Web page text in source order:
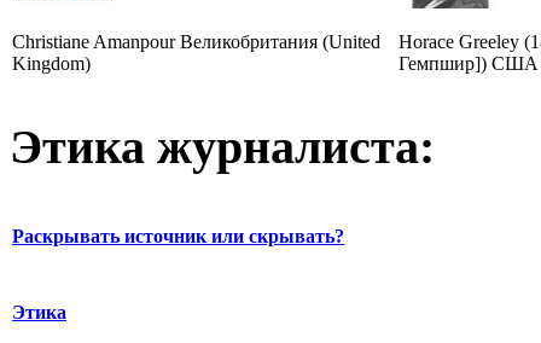
Christiane Amanpour Великобритания (United
Kingdom)
Horace Greeley
Гемпшир]) США
Этика журналиста:
Раскрывать источник или скрывать?
Этика